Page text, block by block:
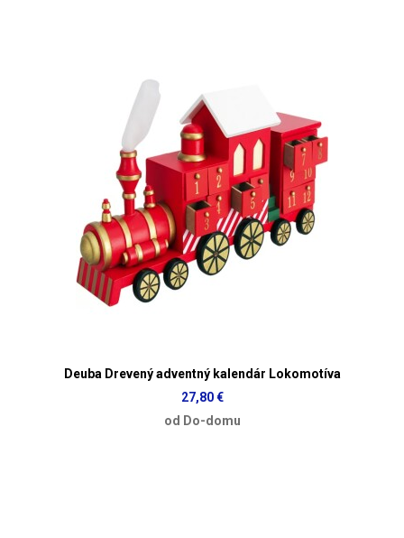
Deuba Drevený adventný kalendár Lokomotíva
27,80 €
od Do-domu